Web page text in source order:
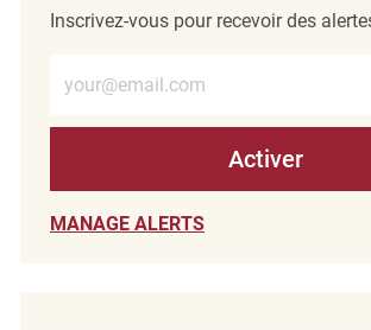
Inscrivez-vous pour recevoir des
Activer
MANAGE ALERTS